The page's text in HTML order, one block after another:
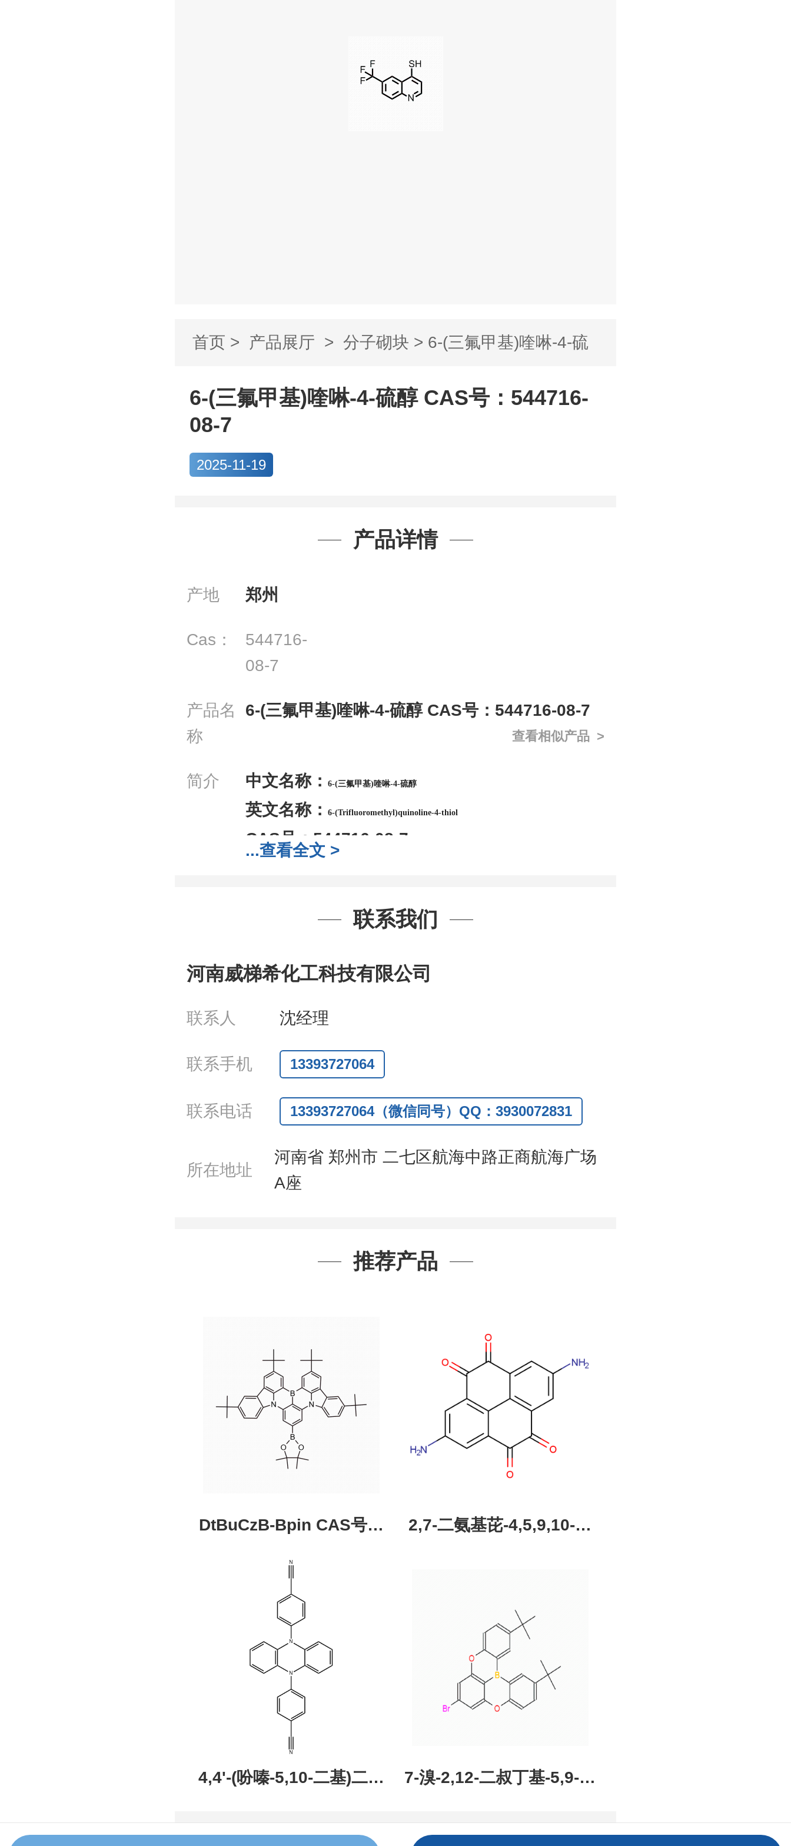
首页 > 产品展厅 > 分子砌块 > 6-(三氟甲基)喹啉-4-硫
醇 C...
6-(三氟甲基)喹啉-4-硫醇 CAS号：544716-
08-7
2025-11-19
产品详情
产地 郑州
Cas：
544716-
08-7
产品名
称
6-(三氟甲基)喹啉-4-硫醇 CAS号：544716-08-7
查看相似产品 >
简介 中文名称： 6-(三氟甲基)喹啉-4-硫醇
英文名称： 6-(Trifluoromethyl)quinoline-4-thiol
CAS号： 544716-08-7
分子式：C10H6F3NS
1Mg ; 5Mg;10Mg ;100Mg;250Mg ;500Mg
我司对高校及科研单位先发货和
,全额退款
:0371-63377391/13393727064
QQ:3930072831
:13393727064
联系人: 沈晓东(欢迎致电,或QQ、微信联系)
...查看全文 >
联系我们
河南威梯希化工科技有限公司
联系人 沈经理
联系手机 13393727064
联系电话 13393727064（微信同号）QQ：3930072831
所在地址
河南省 郑州市 二七区航海中路正商航海广场
A座
推荐产品
DtBuCzB-Bpin CAS号：
2643331-97-7
2,7-二氨基芘-4,5,9,10-四
现货促销，可分装，高校
研究所 先发后付
4,4'-(吩嗪-5,10-二基)二苯
甲腈，CAS:1638702-80-
7-溴-2,12-二叔丁基-5,9-二
氧杂-13B-硼萘[3,2,1-DE]